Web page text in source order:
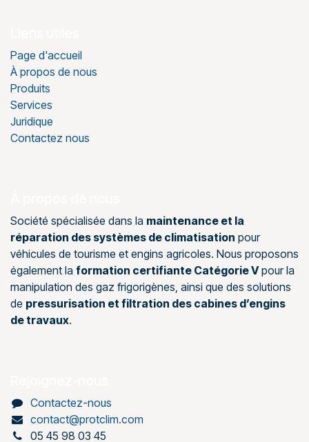
Page d'accueil
À propos de nous
Produits
Services
Juridique
Contactez nous
Société spécialisée dans la maintenance et la
réparation des systèmes de climatisation pour
véhicules de tourisme et engins agricoles. Nous proposons
également la formation certifiante Catégorie Vpour la
manipulation des gaz frigorigènes, ainsi que des solutions
de pressurisation et filtration des cabines d’engins
de travaux.
Contactez-nous
contact@protclim.com
05 45 98 03 45